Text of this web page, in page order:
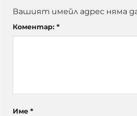
Вашият имейл адрес няма
Коментар: *
Име *